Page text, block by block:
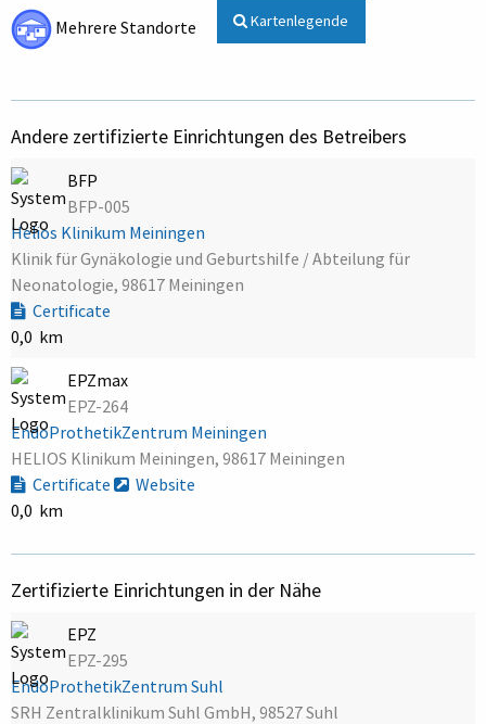
Mehrere Standorte Kartenlegende
Andere zertifizierte Einrichtungen des Betreibers
BFP
BFP-005
Helios Klinikum Meiningen
Klinik für Gynäkologie und Geburtshilfe / Abteilung für
Neonatologie, 98617 Meiningen
Certificate
0,0 km
EPZmax
EPZ-264
EndoProthetikZentrum Meiningen
HELIOS Klinikum Meiningen, 98617 Meiningen
Certificate
Website
0,0 km
Zertifizierte Einrichtungen in der Nähe
EPZ
EPZ-295
EndoProthetikZentrum Suhl
SRH Zentralklinikum Suhl GmbH, 98527 Suhl